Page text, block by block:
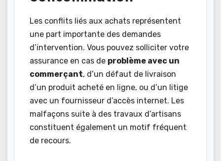
Les conflits liés aux achats représentent
une part importante des demandes
d’intervention. Vous pouvez solliciter votre
assurance en cas de problème avec un
commerçant, d’un défaut de livraison
d’un produit acheté en ligne, ou d’un litige
avec un fournisseur d’accès internet. Les
malfaçons suite à des travaux d’artisans
constituent également un motif fréquent
de recours.